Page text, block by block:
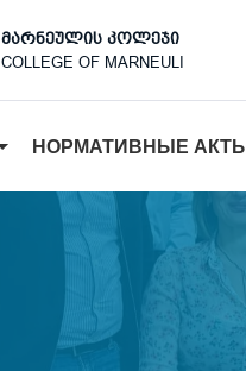
ᲛᲐᲠᲜᲔᲣᲚᲘᲡ ᲙᲝᲚᲔᲯᲘ
COLLEGE OF MARNEULI
НОРМАТИВНЫЕ АКТЫ